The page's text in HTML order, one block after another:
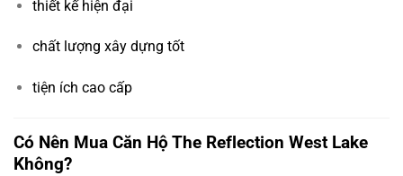
thiết kế hiện đại
chất lượng xây dựng tốt
tiện ích cao cấp
Có Nên Mua Căn Hộ The Reflection West Lake
Không?